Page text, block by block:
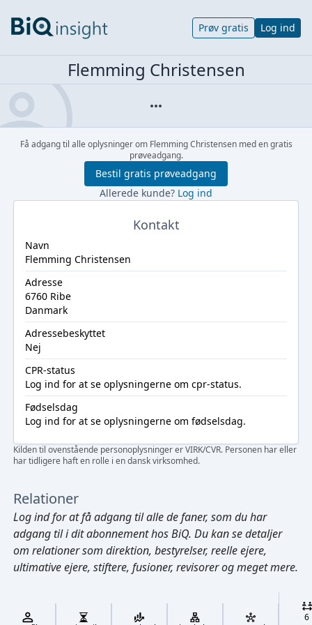
Cmd/Ctrl + K
Prøv gratis Log ind
Flemming Christensen
Få adgang til alle oplysninger om Flemming Christensen med en gratis
prøveadgang.
Bestil gratis prøveadgang
Allerede kunde? Log ind
Kontakt
Navn
Flemming Christensen
Adresse
6760 Ribe
Danmark
Adressebeskyttet
Nej
CPR-status
Log ind for at se oplysningerne om cpr-status.
Fødselsdag
Log ind for at se oplysningerne om fødselsdag.
Kilden til ovenstående personoplysninger er VIRK/CVR. Personen har eller
har tidligere haft en rolle i en dansk virksomhed.
Relationer
Log indfor at få adgang til alle de faner, som du har
adgang til i dit abonnement hos BiQ. Du kan se detaljer
om relationer som direktion, bestyrelser, reelle ejere,
ultimative ejere, stiftere, fusioner, revisorer og meget mere.
6